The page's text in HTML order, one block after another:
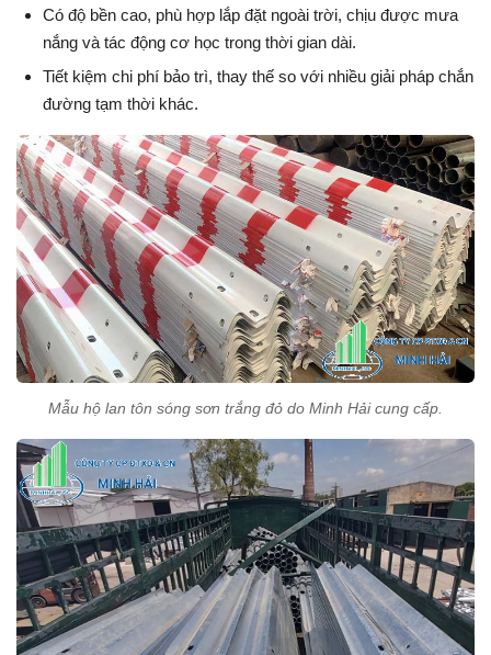
Có độ bền cao, phù hợp lắp đặt ngoài trời, chịu được mưa
nắng và tác động cơ học trong thời gian dài.
Tiết kiệm chi phí bảo trì, thay thế so với nhiều giải pháp chắn
đường tạm thời khác.
Mẫu hộ lan tôn sóng sơn trắng đỏ do Minh Hải cung cấp.